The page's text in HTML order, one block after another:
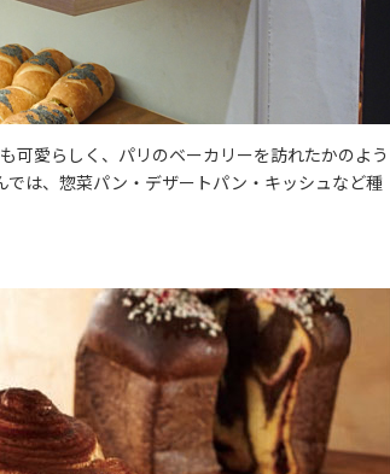
可愛らしく、パリのベーカリーを訪れたかのよう
では、惣菜パン・デザートパン・キッシュなど種